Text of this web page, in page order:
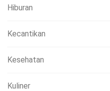
Hiburan
Kecantikan
Kesehatan
Kuliner